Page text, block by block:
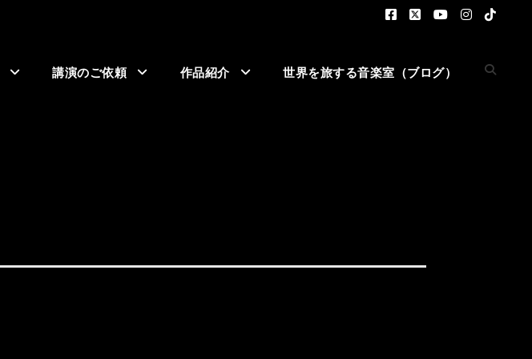
講演のご依頼 作品紹介 世界を旅する音楽室（ブログ）